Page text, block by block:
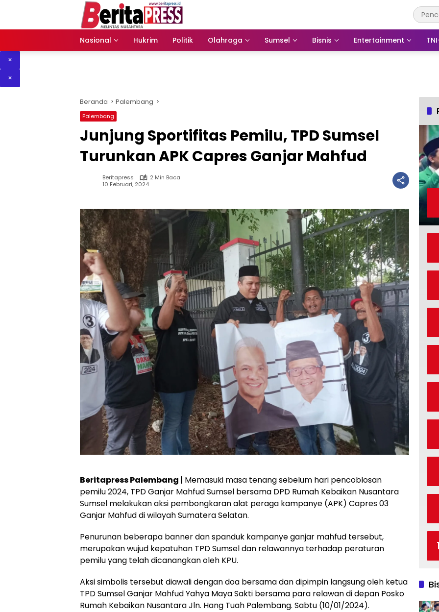
Nasional
Hukrim Politik Olahraga Sumsel Bisnis Entertainment
×
×
Beranda Palembang
Palembang
Junjung Sportifitas Pemilu, TPD Sumsel
Turunkan APK Capres Ganjar Mahfud
Beritapress
2 Min Baca
10 Februari, 2024
Beritapress Palembang | Memasuki masa tenang sebelum hari pencoblosan
pemilu 2024, TPD Ganjar Mahfud Sumsel bersama DPD Rumah Kebaikan Nusantara
Sumsel melakukan aksi pembongkaran alat peraga kampanye (APK) Capres 03
Ganjar Mahfud di wilayah Sumatera Selatan.
Penurunan beberapa banner dan spanduk kampanye ganjar mahfud tersebut,
merupakan wujud kepatuhan TPD Sumsel dan relawannya terhadap peraturan
pemilu yang telah dicanangkan oleh KPU.
Aksi simbolis tersebut diawali dengan doa bersama dan dipimpin langsung oleh ketua
TPD Sumsel Ganjar Mahfud Yahya Maya Sakti bersama para relawan di depan Posko
Rumah Kebaikan Nusantara Jln. Hang Tuah Palembang. Sabtu (10/01/2024).